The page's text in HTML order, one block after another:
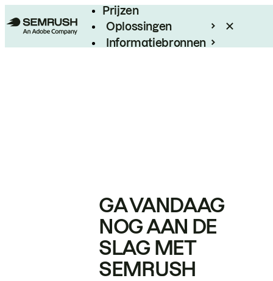
Prijzen
Oplossingen
Informatiebronnen
GA VANDAAG
NOG AAN DE
SLAG MET
SEMRUSH